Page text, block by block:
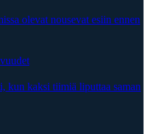
olevat nousevat esiin ennen
kun kaksi tiimiä liputtaa saman